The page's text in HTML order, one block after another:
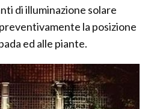
di illuminazione solare
la posizione
ed alle piante.